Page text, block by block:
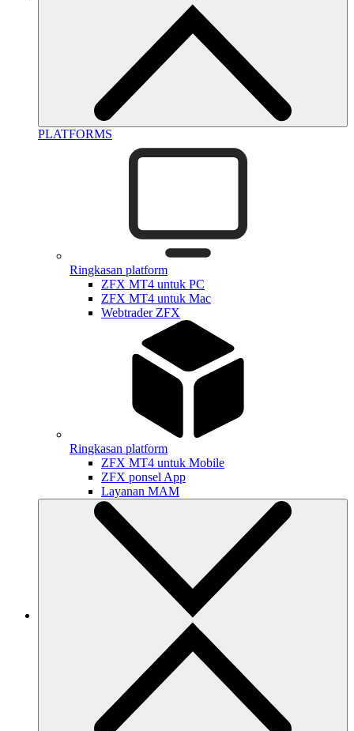
PLATFORMS
Ringkasan platform
ZFX MT4 untuk PC
ZFX MT4 untuk Mac
Webtrader ZFX
Ringkasan platform
ZFX MT4 untuk Mobile
ZFX ponsel App
Layanan MAM